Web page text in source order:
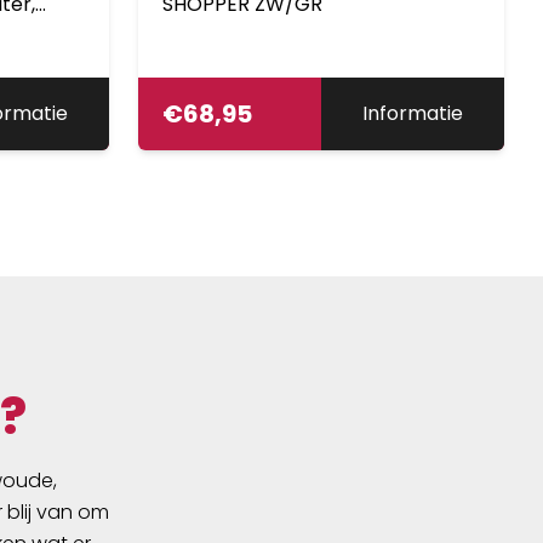
€68,95 Informatie
blij van om